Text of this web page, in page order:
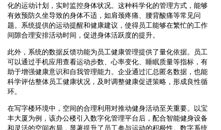
化的运动计划，实时监控身体状况。这种科学化的管理方式，能够
有效预防久坐导致的身体不适，如肩颈疼痛、腰背酸痛等常见问
题。系统提供的运动提醒和健康建议，使得员工能够在繁忙的工作
间隙合理安排活动时间，促进身体活跃度的提升。
此外，系统的数据反馈功能为员工健康管理提供了量化依据。员工
可以通过手机应用查看运动步数、心率变化、睡眠质量等指标，有
助于增强健康意识和自我管理能力。企业通过汇总匿名数据，也能
科学评估整体员工健康状况，及时调整健康促进策略，形成良性循
环。
在写字楼环境中，空间的合理利用对推动健身活动至关重要。以宝
丰大厦为例，该办公楼引入数字化管理平台后，配合智能健身设备
和灵活的空间布局，显著提升了员工参与运动的积极性。数字系统